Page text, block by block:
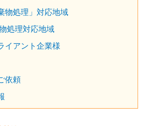
物処理」対応地域
処理対応地域
イアント企業様
依頼